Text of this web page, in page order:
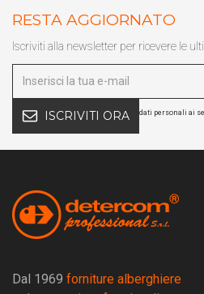
RESTA AGGIORNATO
Iscriviti alla newsletter per ricevere le
ISCRIVITI ORA dati personali ai
Dal 1969 forniture alberghiere